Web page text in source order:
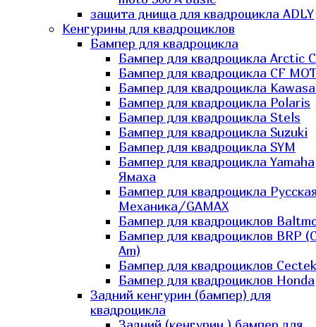
защита днища для квадроцикла ADLY
Кенгурины для квадроциклов
Бампер для квадроцикла
Бампер для квадроцикла Arctic
Бампер для квадроцикла CF
Бампер для квадроцикла
Бампер для квадроцикла Polaris
Бампер для квадроцикла Stels
Бампер для квадроцикла Suzuki
Бампер для квадроцикла SYM
Бампер для квадроцикла Yamaha
Ямаха
Бампер для квадроцикла
Механика/GAMAX
Бампер для квадроциклов
Бампер для квадроциклов BRP
Am)
Бампер для квадроциклов Cectek
Бампер для квадроциклов Honda
Задний кенгурин (бампер) для
квадроцикла